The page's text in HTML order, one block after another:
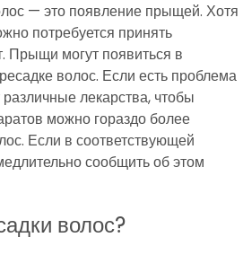
— это появление прыщей. Хотя
потребуется принять
Прыщи могут появиться в
волос. Если есть проблема
лекарства, чтобы
можно гораздо более
Если в соответствующей
сообщить об этом
волос?